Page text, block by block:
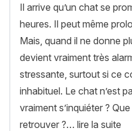
Il arrive qu’un chat se
heures. Il peut même
Mais, quand il ne donne
devient vraiment très
stressante, surtout si ce
inhabituel. Le chat n’est
vraiment s’inquiéter ?
retrouver ?… lire la suite